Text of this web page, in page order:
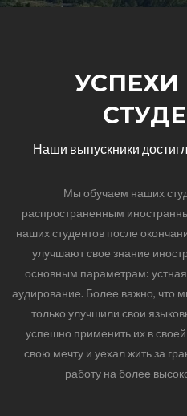
Наши выпускники
Мы обучаем наших
распространенным
наших студентов после
улучшают свое знание
основным параметрам:
аудирование. Более важно, что
только улучшили свои
успешно применить их в
свою мечту и уехал жить за
работу на более